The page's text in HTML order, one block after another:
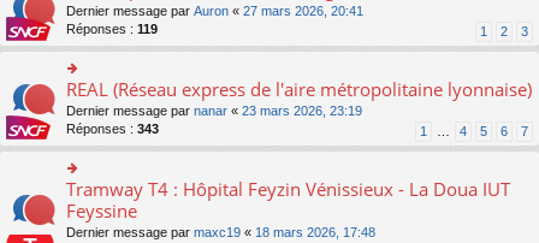
c
e
nt
pl
u
s
ré
c
e
nt
n
o
le
pl
u
s
ré
c
e
nt
s
a
g
e
n
o
n
pl
u
s
ré
le
m
e
s
s
a
g
e
n
o
n
lu
le
o
n
s
ult
er
le
m
e
s
s
g
e
Dernier message par Auron « 27 mars 2026, 20:41
Réponses : 119 1 2 3
o
n
s
er
le
m
e
s
REAL (Réseau express de l'aire métropolitaine lyonnaise)
Dernier message par nanar « 23 mars 2026, 23:19
Réponses : 343 1 4 5 6 7
o
n
Tramway T4 : Hôpital Feyzin Vénissieux - La Doua IUT
Feyssine
Dernier message par maxc19 « 18 mars 2026, 17:48